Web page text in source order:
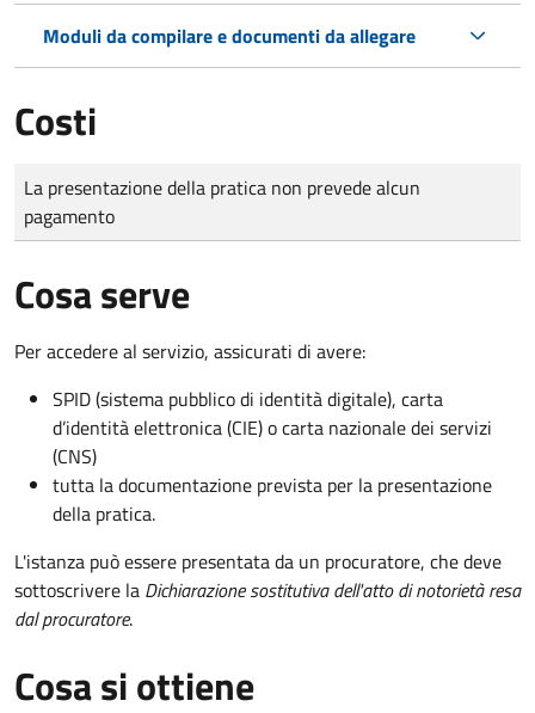
Moduli da compilare e documenti da allegare
Costi
Tipo di pagamento
Importo
La presentazione della pratica non prevede alcun
pagamento
Cosa serve
Per accedere al servizio, assicurati di avere:
SPID (sistema pubblico di identità digitale), carta
d’identità elettronica (CIE) o carta nazionale dei servizi
(CNS)
tutta la documentazione prevista per la presentazione
della pratica.
L'istanza può essere presentata da un procuratore, che deve
sottoscrivere la Dichiarazione sostitutiva dell'atto di notorietà resa
dal procuratore.
Cosa si ottiene